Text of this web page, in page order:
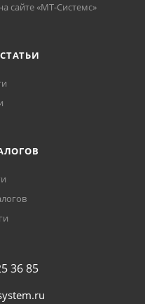
сайте «МТ-Системс»
36 85